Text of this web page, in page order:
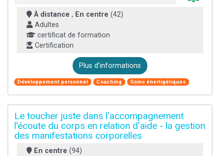
À distance , En centre (42)
Adultes
certificat de formation
Certification
Plus d'informations
Développement personnel Coaching Soins énertigétiques
Le toucher juste dans l'accompagnement
l'écoute du corps en relation d'aide - la gestion
des manifestations corporelles
En centre (94)